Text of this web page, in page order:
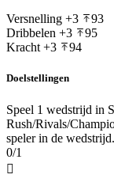
Versnelling +3
93
Dribbelen +3
95
Kracht +3 94
Doelstellingen
Speel 1 wedstrijd in
Rush/Rivals/
speler in de wedstrijd.
0/1
